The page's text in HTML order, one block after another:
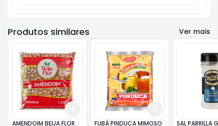
Produtos similares Ver mais
5 +10
Add
AMENDOIM BEIJA FLOR
10
Add
FUBÁ PINDUCA MIMOSO
SAL PARRILLA